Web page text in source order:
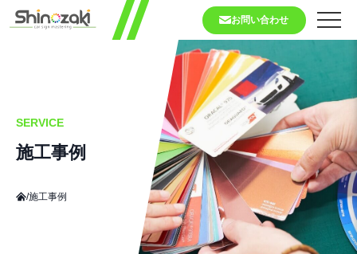
お問い合わせ
SERVICE
施工事例
/施工事例